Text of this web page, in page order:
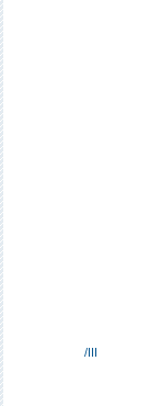
/III